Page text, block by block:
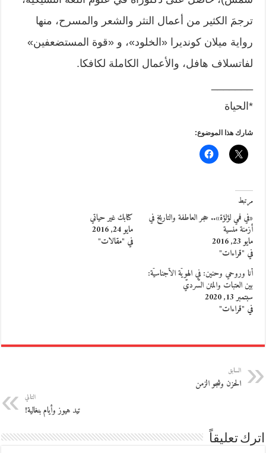
ترجمَ الكثير من أعمال النثر والشعر والمسرح، منها
رواية ميلان كونديرا «الخلود»، و «قوة المستضعفين»
لفاتسلاف هافل، والأعمال الكاملة لكافكا.
*الحياة
شارك هذا الموضوع:
مرتبط
«في فمي لؤلؤة».. حجر العاطفة والتاريخ في
أزمنة منسية
مايو 23, 2016
في "قراءات"
كتابك غير حياتي
مايو 24, 2016
في "مقالات"
أنا وروحي وحنين: في الهويّة الأجناسيّة:
بين العتبات والمتن السّرديّ
سبتمبر 13, 2020
في "قراءات"
السابق
الحزن وشجو الزمن
التالي
تيد هيوز وأيام بنغالية!
اترك تعليقاً